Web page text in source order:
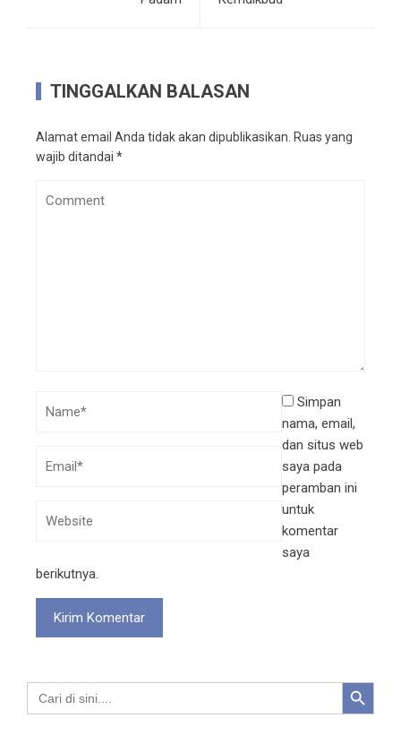
TINGGALKAN BALASAN
Alamat email Anda tidak akan dipublikasikan. Ruas yang
wajib ditandai *
Simpan
nama, email,
dan situs web
saya pada
peramban ini
untuk
komentar
saya
berikutnya.
Search
for:
Search Button